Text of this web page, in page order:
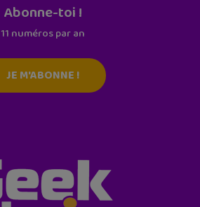
Abonne-toi !
11 numéros par an
JE M'ABONNE !